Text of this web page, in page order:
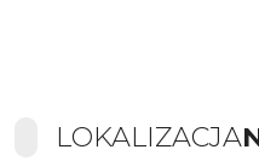
LOKALIZACJA